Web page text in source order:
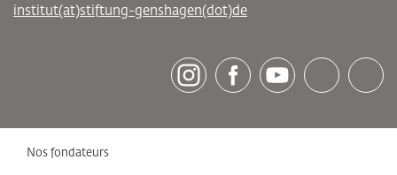
[socialLinksTitle]
institut(at)stiftung-genshagen(dot)de
Nos fondateurs